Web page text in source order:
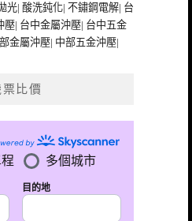
光| 酸洗鈍化| 不鏽鋼電解| 台
壓| 台中金屬沖壓| 台中五金
金屬沖壓| 中部五金沖壓|
票比價